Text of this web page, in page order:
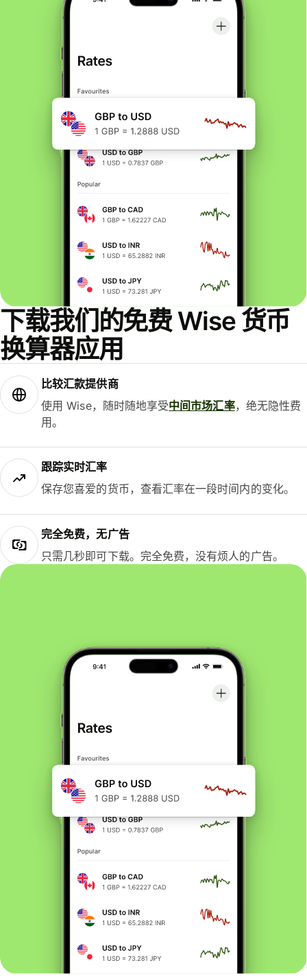
下载我们的免费 Wise 货币
换算器应用
比较汇款提供商
使用 Wise，随时随地享受中间市场汇率，绝无隐性费
用。
跟踪实时汇率
保存您喜爱的货币，查看汇率在一段时间内的变化。
完全免费，无广告
只需几秒即可下载。完全免费，没有烦人的广告。